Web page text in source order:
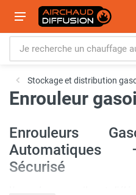
Stockage et distribution
Enrouleur gasoil
Enrouleurs
Automatiques
Sécurisé